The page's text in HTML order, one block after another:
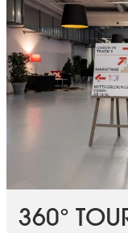
360°